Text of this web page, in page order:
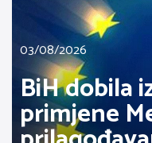
03/08/2026
BiH dobila
primjene